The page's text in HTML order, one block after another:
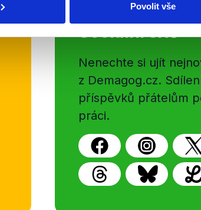
Povolit vše
Sociální sítě
Nenechte si ujít
z Demagog.cz.
příspěvků přátelům
práci.